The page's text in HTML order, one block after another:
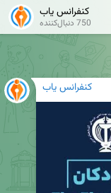
کنفرانس یاب
750 دنبال‌کننده
کنفرانس یاب